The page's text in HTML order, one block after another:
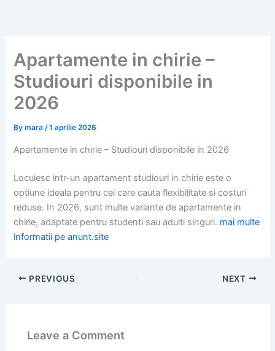
Apartamente in chirie –
Studiouri disponibile in
2026
Bymara/1 aprilie 2026
Apartamente in chirie – Studiouri disponibile in 2026
Locuiesc intr-un apartament studiouri in chirie este o
optiune ideala pentru cei care cauta flexibilitate si costuri
reduse. In 2026, sunt multe variante de apartamente in
chirie, adaptate pentru studenti sau adulti singuri. mai multe
informatii pe anunt.site
PREVIOUS NEXT
Leave a Comment